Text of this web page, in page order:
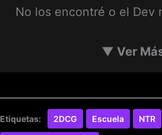
No los encontré o el Dev
▼ Ver
Etiquetas: 2DCG Escuela NTR